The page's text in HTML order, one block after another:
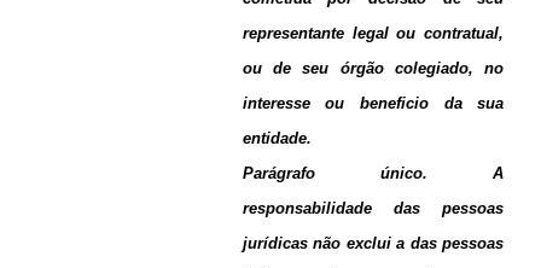
representante legal ou contratual,
ou de seu órgão colegiado, no
interesse ou beneficio da sua
entidade.
Parágrafo único. A
responsabilidade das pessoas
jurídicas não exclui a das pessoas